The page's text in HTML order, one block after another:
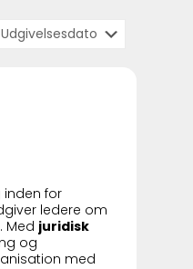
inden for
ledere om
Med juridisk
og
med